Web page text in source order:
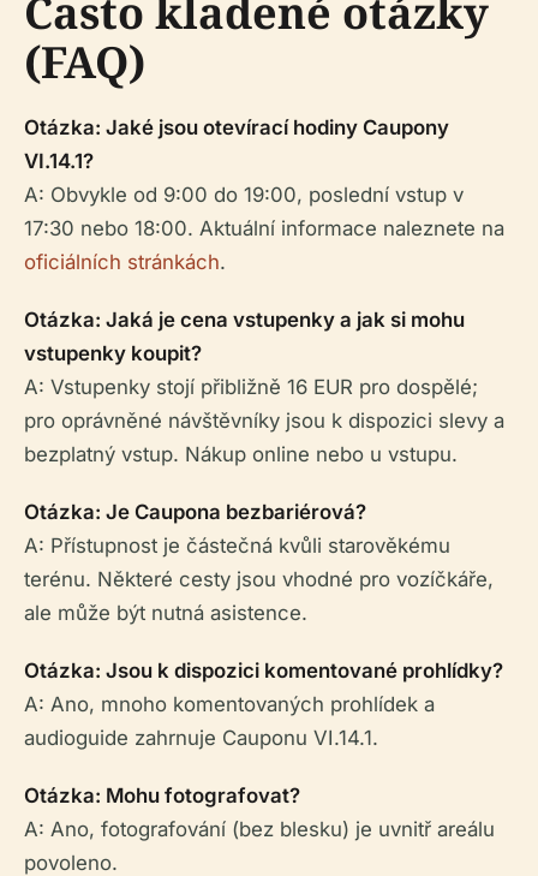
Často kladené otázky
(FAQ)
Otázka: Jaké jsou otevírací hodiny Caupony
VI.14.1?
A: Obvykle od 9:00 do 19:00, poslední vstup v
17:30 nebo 18:00. Aktuální informace naleznete na
oficiálních stránkách.
Otázka: Jaká je cena vstupenky a jak si mohu
vstupenky koupit?
A: Vstupenky stojí přibližně 16 EUR pro dospělé;
pro oprávněné návštěvníky jsou k dispozici slevy a
bezplatný vstup. Nákup online nebo u vstupu.
Otázka: Je Caupona bezbariérová?
A: Přístupnost je částečná kvůli starověkému
terénu. Některé cesty jsou vhodné pro vozíčkáře,
ale může být nutná asistence.
Otázka: Jsou k dispozici komentované prohlídky?
A: Ano, mnoho komentovaných prohlídek a
audioguide zahrnuje Cauponu VI.14.1.
Otázka: Mohu fotografovat?
A: Ano, fotografování (bez blesku) je uvnitř areálu
povoleno.